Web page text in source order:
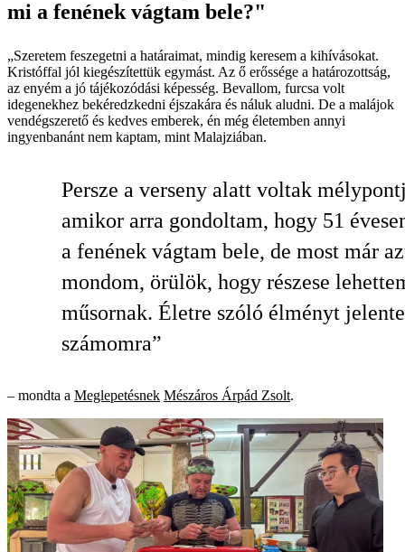
mi a fenének vágtam bele?"
„Szeretem feszegetni a határaimat, mindig keresem a kihívásokat.
Kristóffal jól kiegészítettük egymást. Az ő erőssége a határozottság,
az enyém a jó tájékozódási képesség. Bevallom, furcsa volt
idegenekhez bekéredzkedni éjszakára és náluk aludni. De a malájok
vendégszerető és kedves emberek, én még életemben annyi
ingyenbanánt nem kaptam, mint Malajziában.
Persze a verseny alatt voltak
amikor arra gondoltam, hogy 51
a fenének vágtam bele, de most már
mondom, örülök, hogy részese
műsornak. Életre szóló élményt
számomra”
– mondta a Meglepetésnek Mészáros Árpád Zsolt.